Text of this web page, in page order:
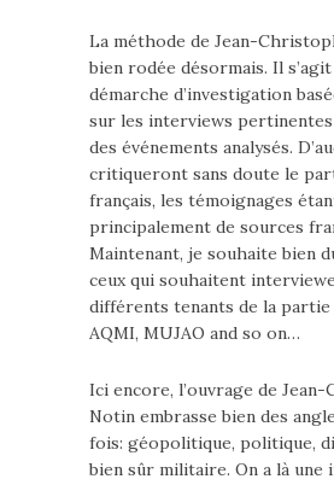
La méthode de Jean-
bien rodée désormais. Il s’agit
démarche d’investigation
sur les interviews
des événements analysés.
critiqueront sans doute le
français, les témoignages
principalement de sources
Maintenant, je souhaite bien
ceux qui souhaitent
différents tenants de la partie
AQMI, MUJAO and so on…
Ici encore, l’ouvrage de
Notin embrasse bien des
fois: géopolitique, politique,
bien sûr militaire. On a là une